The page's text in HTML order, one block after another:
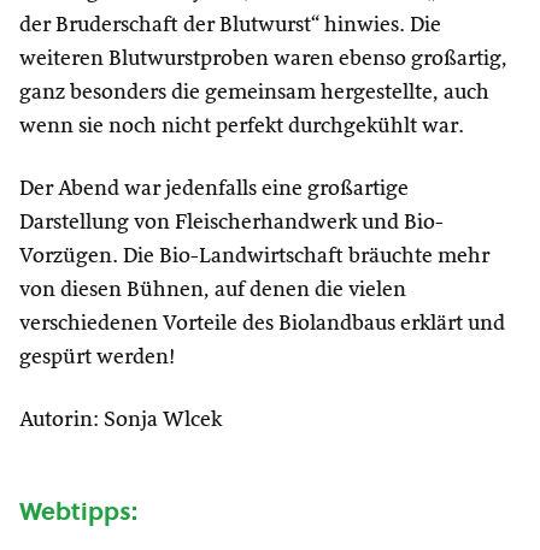
der Bruderschaft der Blutwurst“ hinwies. Die
weiteren Blutwurstproben waren ebenso großartig,
ganz besonders die gemeinsam hergestellte, auch
wenn sie noch nicht perfekt durchgekühlt war.
Der Abend war jedenfalls eine großartige
Darstellung von Fleischerhandwerk und Bio-
Vorzügen. Die Bio-Landwirtschaft bräuchte mehr
von diesen Bühnen, auf denen die vielen
verschiedenen Vorteile des Biolandbaus erklärt und
gespürt werden!
Autorin: Sonja Wlcek
Webtipps: